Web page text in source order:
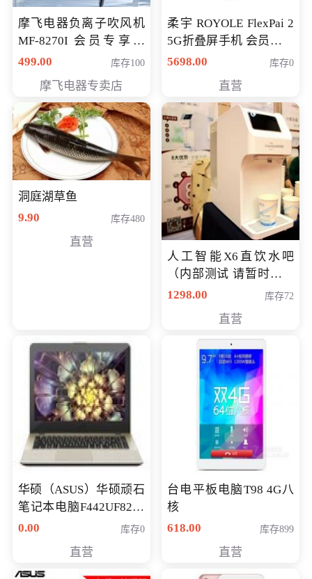
摩飞电器负离子吹风机
MF-8270I 会员专享价
369元
499.00 库存100
摩飞电器专卖店
柔宇 ROYOLE FlexPai 2
5G折叠屏手机 会员专享
购买价格 4998元
5698.00 库存0
直营
洞庭湖草鱼
9.90
库存480
直营
人工智能X6直饮水吧
（内部测试 请暂时不要
购买）
1298.00 库存72
直营
华硕（ASUS）华硕顽石
笔记本电脑F442UF8250
八代独显轻薄办公商务
0.00 库存0
直营
台电平板电脑T98 4G八
核
618.00
库存899
直营